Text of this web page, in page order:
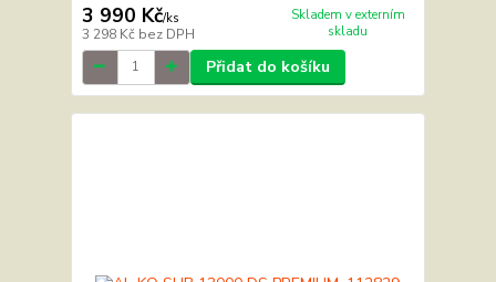
3 990 Kč/ks
3 298 Kč bez DPH
Skladem v externím
skladu
Přidat do košíku